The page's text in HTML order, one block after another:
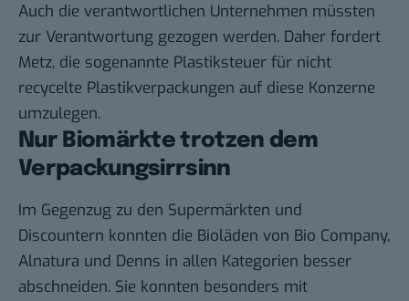
Auch die verantwortlichen Unternehmen müssten
zur Verantwortung gezogen werden. Daher fordert
Metz, die sogenannte Plastiksteuer für nicht
recycelte Plastikverpackungen auf diese Konzerne
umzulegen.
Nur Biomärkte trotzen dem
Verpackungsirrsinn
Im Gegenzug zu den Supermärkten und
Discountern konnten die Bioläden von Bio Company,
Alnatura und Denns in allen Kategorien besser
abschneiden. Sie konnten besonders mit